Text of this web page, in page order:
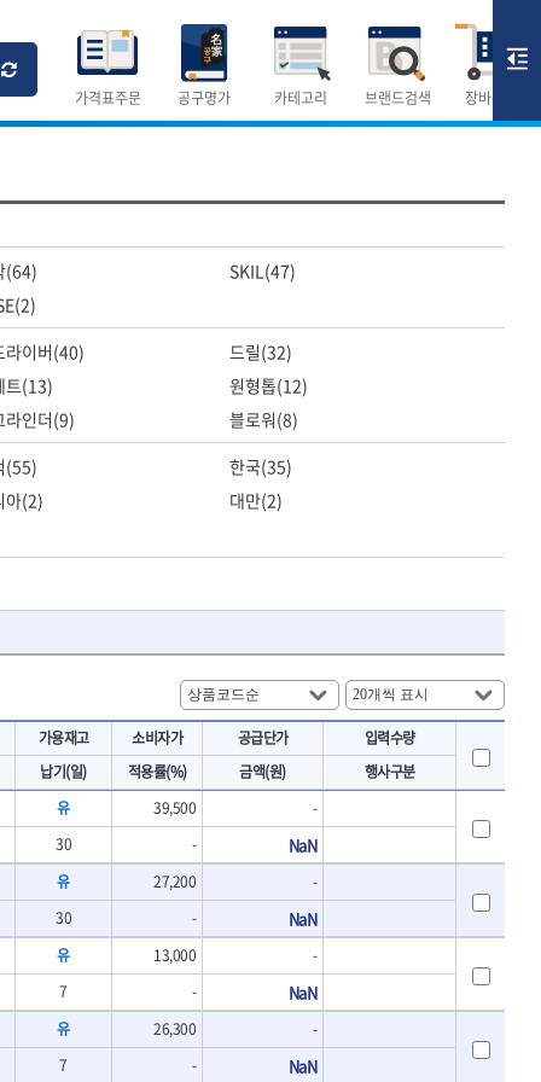
가격표주문 공구명가 카테고리 브랜드검색 장바구니
측정공구.절삭공구
- 줄자
- 컴퍼스
- 분도기
- 수평기
- 테파게이지
토크렌치
- 토크렌치
- 토크렌치라쳇헤드
- 토크아답타
- 크로우풋
- 토크테스터기
- 비디오스코프
- 토크드라이버핸들
- 토크드라이버세트
- 토크드라이버
- 토크드라이버블레이드
- 다이얼토크렌치
- 토크멀티플라이어
- 토크렌치비트홀다헤드
- 가방/케이스
절삭공구
- 홀쏘날
숫자
DH신바람
IRWIN
LENOX(수입)
MEGA
OLSON
PICARD
ROTARY LIFT
S.Djarv Hantverk AB
SHOPVAC
TENGU
THETA-망치
THETA-자동몽키
THETA-핸드카트
(64)
SKIL(47)
라이버(40)
드릴(32)
트(13)
원형톱(12)
라인더(9)
블로워(8)
(55)
한국(35)
아(2)
대만(2)
가용재고 소비자가 공급단가
입력수량
납기(일)
적용률(%) 금액(원)
행사구분
유
39,500
-
30
- NaN
유 27,200
-
30
- NaN
유 13,000
-
7
- NaN
유 26,300
-
7
- NaN